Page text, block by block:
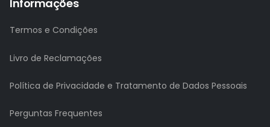
Informações
Termos e Condições
Livro de Reclamações
Política de Privacidade e Tratamento de Dados Pessoais
Perguntas Frequentes